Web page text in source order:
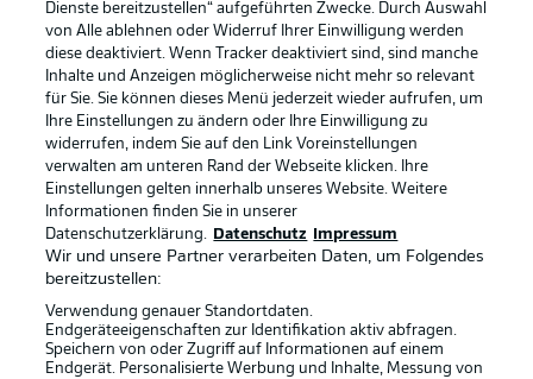
Offizielle Partner
Dienste bereitzustellen“ aufgeführten Zwecke. Durch Auswahl
von Alle ablehnen oder Widerruf Ihrer Einwilligung werden
diese deaktiviert. Wenn Tracker deaktiviert sind, sind manche
Inhalte und Anzeigen möglicherweise nicht mehr so relevant
für Sie. Sie können dieses Menü jederzeit wieder aufrufen, um
Ihre Einstellungen zu ändern oder Ihre Einwilligung zu
widerrufen, indem Sie auf den Link Voreinstellungen
verwalten am unteren Rand der Webseite klicken. Ihre
Einstellungen gelten innerhalb unseres Website. Weitere
Informationen finden Sie in unserer
Datenschutzerklärung.
Datenschutz Impressum
Wir und unsere Partner verarbeiten Daten, um Folgendes
bereitzustellen:
Verwendung genauer Standortdaten.
Endgeräteeigenschaften zur Identifikation aktiv abfragen.
Speichern von oder Zugriff auf Informationen auf einem
Endgerät. Personalisierte Werbung und Inhalte, Messung von